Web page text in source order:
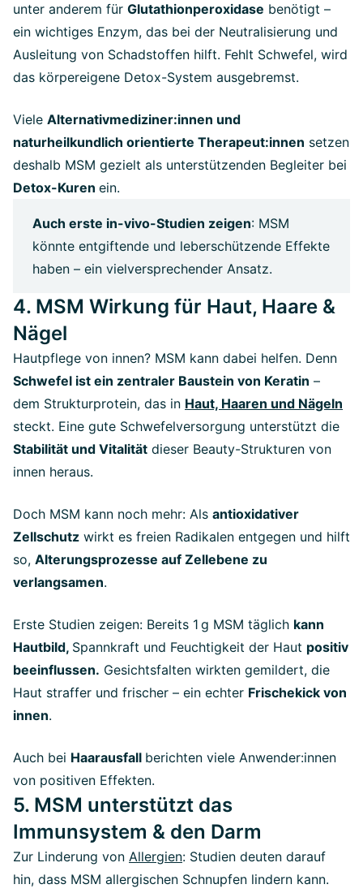
unter anderem für Glutathionperoxidase benötigt –
ein wichtiges Enzym, das bei der Neutralisierung und
Ausleitung von Schadstoffen hilft. Fehlt Schwefel, wird
das körpereigene Detox-System ausgebremst.
Viele Alternativmediziner:innen und
naturheilkundlich orientierte Therapeut:innen setzen
deshalb MSM gezielt als unterstützenden Begleiter bei
Detox-Kuren ein.
Auch erste in-vivo-Studien zeigen: MSM
könnte entgiftende und leberschützende Effekte
haben – ein vielversprechender Ansatz.
4. MSM Wirkung für Haut, Haare &
Nägel
Hautpflege von innen? MSM kann dabei helfen. Denn
Schwefel ist ein zentraler Baustein von Keratin –
dem Strukturprotein, das in Haut, Haaren und Nägeln
steckt. Eine gute Schwefelversorgung unterstützt die
Stabilität und Vitalität dieser Beauty-Strukturen von
innen heraus.
Doch MSM kann noch mehr: Als antioxidativer
Zellschutz wirkt es freien Radikalen entgegen und hilft
so, Alterungsprozesse auf Zellebene zu
verlangsamen.
Erste Studien zeigen: Bereits 1 g MSM täglich kann
Hautbild, Spannkraft und Feuchtigkeit der Haut positiv
beeinflussen. Gesichtsfalten wirkten gemildert, die
Haut straffer und frischer – ein echter Frischekick von
innen.
Auch bei Haarausfall berichten viele Anwender:innen
von positiven Effekten.
5. MSM unterstützt das
Immunsystem & den Darm
Zur Linderung von Allergien: Studien deuten darauf
hin, dass MSM allergischen Schnupfen lindern kann.